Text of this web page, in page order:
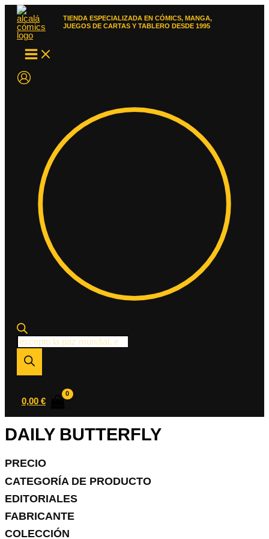
contenido
TIENDA ESPECIALIZADA EN CÓMICS, MANGA,
JUEGOS DE CARTAS Y TABLERO DESDE 1995
Búsqueda
de
productos
0,00 €
DAILY BUTTERFLY
PRECIO
CATEGORÍA DE PRODUCTO
EDITORIALES
FABRICANTE
COLECCIÓN